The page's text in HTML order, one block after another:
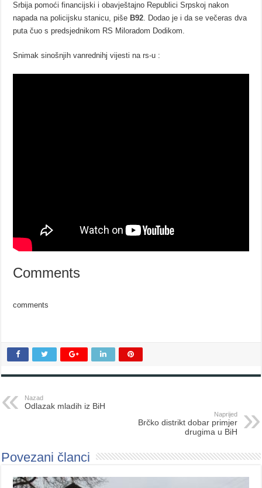
Srbija pomoći financijski i obavještajno Republici Srpskoj nakon
napada na policijsku stanicu, piše B92. Dodao je i da se večeras dva
puta čuo s predsjednikom RS Miloradom Dodikom.
Snimak sinošnjih vanrednihj vijesti na rs-u :
Comments
comments
Nazad
Odlazak mladih iz BiH
Naprijed
Brčko distrikt dobar primjer
drugima u BiH
Povezani članci